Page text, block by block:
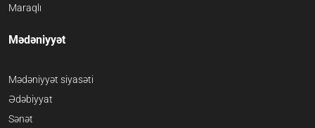
Maraqlı
Mədəniyyət
Mədəniyyət siyasəti
Ədəbiyyat
Sənət